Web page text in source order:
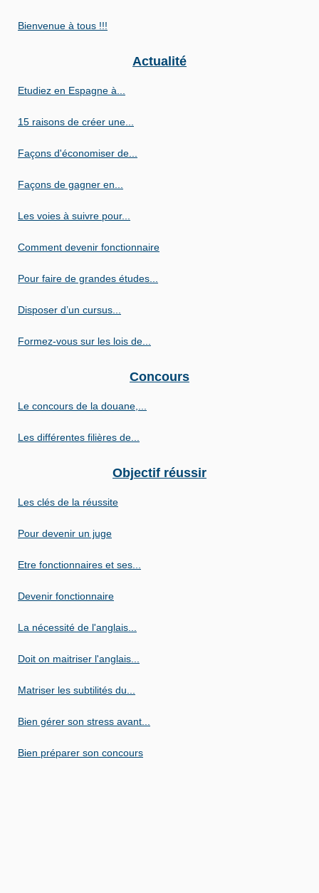
Bienvenue à tous !!!
Actualité
Etudiez en Espagne à...
15 raisons de créer une...
Façons d'économiser de...
Façons de gagner en...
Les voies à suivre pour...
Comment devenir fonctionnaire
Pour faire de grandes études...
Disposer d’un cursus...
Formez-vous sur les lois de...
Concours
Le concours de la douane,...
Les différentes filières de...
Objectif réussir
Les clés de la réussite
Pour devenir un juge
Etre fonctionnaires et ses...
Devenir fonctionnaire
La nécessité de l'anglais...
Doit on maitriser l'anglais...
Matriser les subtilités du...
Bien gérer son stress avant...
Bien préparer son concours